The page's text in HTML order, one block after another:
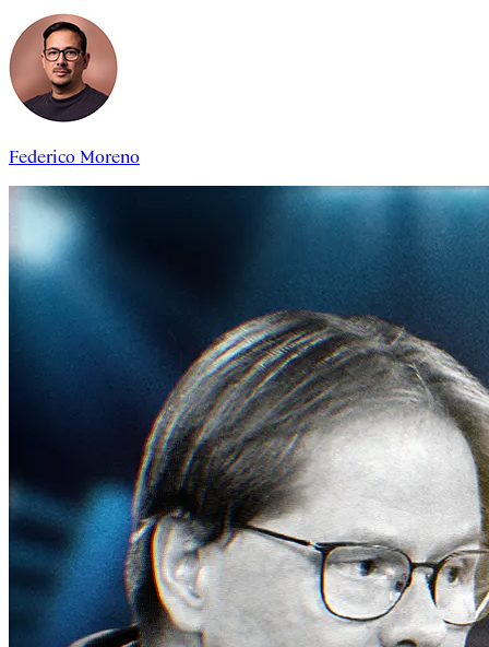
Federico Moreno